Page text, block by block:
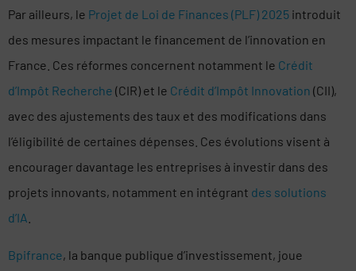
Par ailleurs, le Projet de Loi de Finances (PLF) 2025 introduit
des mesures impactant le financement de l’innovation en
France. Ces réformes concernent notamment le Crédit
d’Impôt Recherche (CIR) et le Crédit d’Impôt Innovation (CII),
avec des ajustements des taux et des modifications dans
l’éligibilité de certaines dépenses. Ces évolutions visent à
encourager davantage les entreprises à investir dans des
projets innovants, notamment en intégrant des solutions
d’IA
Bpifrance, la banque publique d’investissement, joue